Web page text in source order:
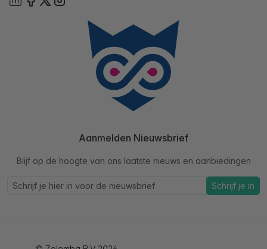
Aanmelden Nieuwsbrief
Blijf op de hoogte van ons laatste nieuws en aanbiedingen
Schrijf je in